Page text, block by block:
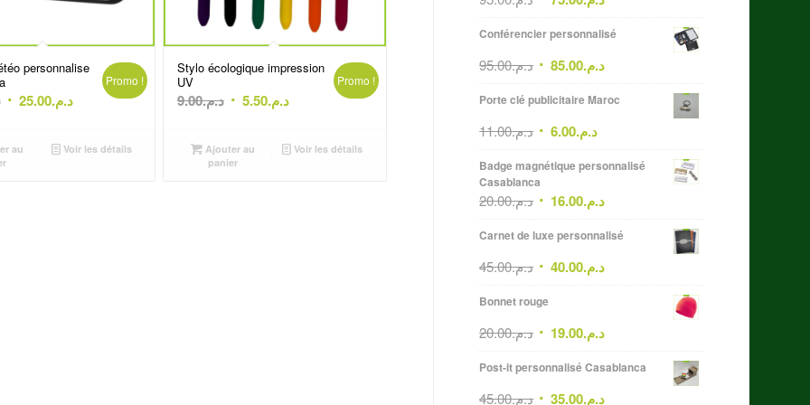
personnalise
Le
initial
était :
د.م.25.00
Le
actuel
Promo !
au
Voir les détails
Stylo écologique impression
UV
د.م.9.00
Le
initial
était :
د.م.5.50
Le
actuel
Promo !
Ajouter au
panier
Voir les détails
Conférencier personnalisé
د.م.95.00 د.م.85.00
Porte clé publicitaire Maroc
د.م.11.00 د.م.6.00
Badge magnétique personnalisé
Casablanca
د.م.20.00 د.م.16.00
Carnet de luxe personnalisé
د.م.45.00 د.م.40.00
Bonnet rouge
د.م.20.00 د.م.19.00
Post-it personnalisé Casablanca
د.م.45.00 د.م.35.00